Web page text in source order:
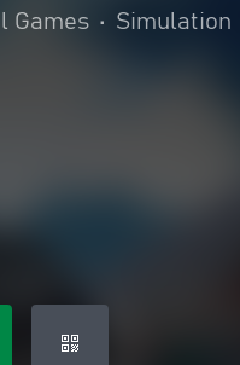
Games • Simulation